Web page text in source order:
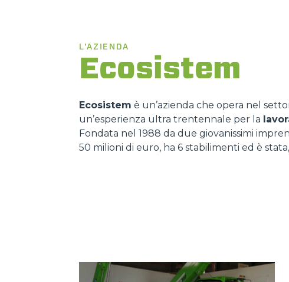
L'AZIENDA
Ecosistem
Ecosistem è un’azienda che opera nel
un’esperienza ultra trentennale per la
Fondata nel 1988 da due giovanissimi
50 milioni di euro, ha 6 stabilimenti ed è